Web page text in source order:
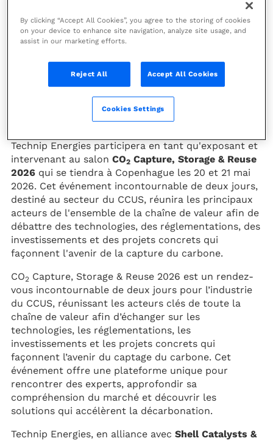
Copenhague, Danemark
Technip Energies participera en tant qu'exposant et
intervenant au salon CO2 Capture, Storage & Reuse
2026 qui se tiendra à Copenhague les 20 et 21 mai
2026. Cet événement incontournable de deux jours,
destiné au secteur du CCUS, réunira les principaux
acteurs de l'ensemble de la chaîne de valeur afin de
débattre des technologies, des réglementations, des
investissements et des projets concrets qui
façonnent l'avenir de la capture du carbone.
CO2 Capture, Storage & Reuse 2026 est un rendez-
vous incontournable de deux jours pour l’industrie
du CCUS, réunissant les acteurs clés de toute la
chaîne de valeur afin d’échanger sur les
technologies, les réglementations, les
investissements et les projets concrets qui
façonnent l’avenir du captage du carbone. Cet
événement offre une plateforme unique pour
rencontrer des experts, approfondir sa
compréhension du marché et découvrir les
solutions qui accélèrent la décarbonation.
Technip Energies, en alliance avec Shell Catalysts &
By clicking “Accept All Cookies”, you agree to the storing of cookies
on your device to enhance site navigation, analyze site usage, and
assist in our marketing efforts.
Reject All Accept All Cookies
Cookies Settings